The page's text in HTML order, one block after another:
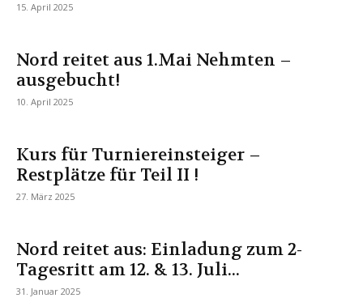
15. April 2025
Nord reitet aus 1.Mai Nehmten –
ausgebucht!
10. April 2025
Kurs für Turniereinsteiger –
Restplätze für Teil II !
27. März 2025
Nord reitet aus: Einladung zum 2-
Tagesritt am 12. & 13. Juli...
31. Januar 2025